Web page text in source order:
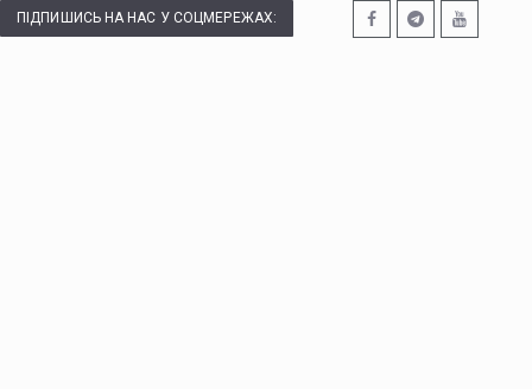
ПІДПИШИСЬ НА НАС У СОЦМЕРЕЖАХ: